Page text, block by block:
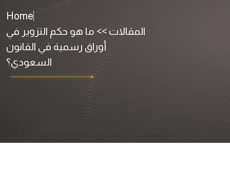
Home
المقالات >> ما هو حكم التزوير في
أوراق رسمية في القانون
السعودي؟